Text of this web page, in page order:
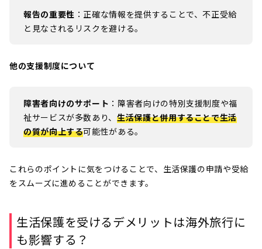
報告の重要性 ：正確な情報を提供することで、不正受給
と見なされるリスクを避ける。
他の支援制度について
障害者向けのサポート ：障害者向けの特別支援制度や福
祉サービスが多数あり、生活保護と併用することで生活
の質が向上する可能性がある。
これらのポイントに気をつけることで、生活保護の申請や受給
をスムーズに進めることができます。
生活保護を受けるデメリットは海外旅行に
も影響する？